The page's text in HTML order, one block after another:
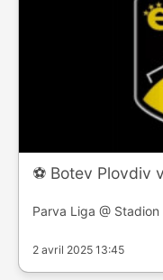
⚽️ Botev Plovdiv
Parva Liga @
2 avril 2025 13:45